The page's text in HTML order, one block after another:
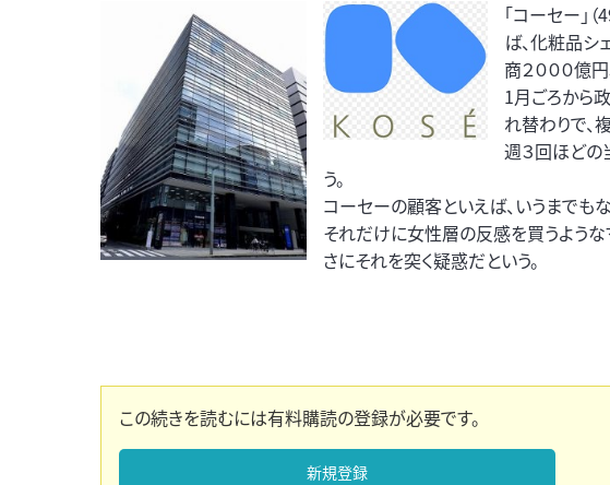
「コーセー」
ば、化粧品シ
商２０００億
1月ごろから
れ替わりで、
週３回ほどの
う。
コーセーの顧客といえば、いうまでも
それだけに女性層の反感を買うよう
さにそれを突く疑惑だという。
この続きを読むには有料購読の登録が必要です。
新規登録